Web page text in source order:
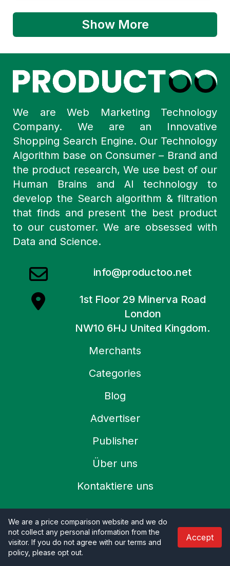
Show More
We are Web Marketing Technology
Company. We are an Innovative
Shopping Search Engine. Our Technology
Algorithm base on Consumer – Brand and
the product research, We use best of our
Human Brains and AI technology to
develop the Search algorithm & filtration
that finds and present the best product
to our customer. We are obsessed with
Data and Science.
info@productoo.net
1st Floor 29 Minerva Road
London
NW10 6HJ United Kingdom.
Merchants
Categories
Blog
Advertiser
Publisher
Über uns
Kontaktiere uns
Refund Policy
Datenschutz-Bestimmungen
We are a price comparison website and we do
not collect any personal information from the
visitor. If you do not agree with our terms and
policy, please opt out.
Accept